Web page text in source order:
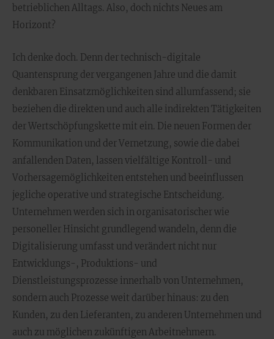
betrieblichen Alltags. Also, doch nichts Neues am
Horizont?
Ich denke doch. Denn der technisch-digitale
Quantensprung der vergangenen Jahre und die damit
denkbaren Einsatzmöglichkeiten sind allumfassend; sie
beziehen die direkten und auch alle indirekten Tätigkeiten
der Wertschöpfungskette mit ein. Die neuen Formen der
Kommunikation und der Vernetzung, sowie die dabei
anfallenden Daten, lassen vielfältige Kontroll- und
Vorhersagemöglichkeiten entstehen und beeinflussen
jegliche operative und strategische Entscheidung.
Unternehmen werden sich in organisatorischer wie
personeller Hinsicht grundlegend wandeln, denn die
Digitalisierung umfasst und verändert nicht nur
Entwicklungs-, Produktions- und
Dienstleistungsprozesse innerhalb von Unternehmen,
sondern auch Prozesse weit darüber hinaus: zu den
Kunden, zu den Lieferanten, zu anderen Unternehmen und
auch zu möglichen zukünftigen Arbeitnehmern.